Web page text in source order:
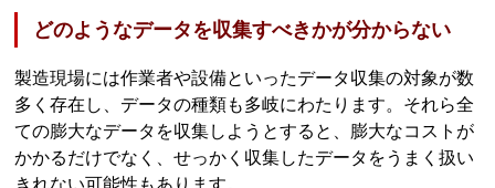
どのようなデータを収集すべきかが分からない
製造現場には作業者や設備といったデータ収集の対象が数
多く存在し、データの種類も多岐にわたります。それら全
ての膨大なデータを収集しようとすると、膨大なコストが
かかるだけでなく、せっかく収集したデータをうまく扱い